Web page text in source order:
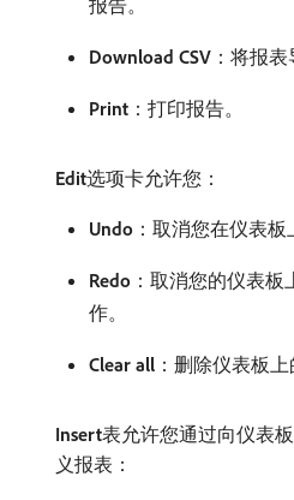
报告。
Download CSV ：将报表
Print ：打印报告。
Edit​选项卡允许您：
Undo ：取消您在仪表板
Redo ：取消您的仪表板
作。
Clear all ：删除仪表板上
Insert表允许您通过向仪表
义报表：